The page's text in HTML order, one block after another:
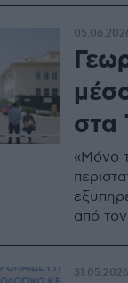
στα
«Μόνο
από